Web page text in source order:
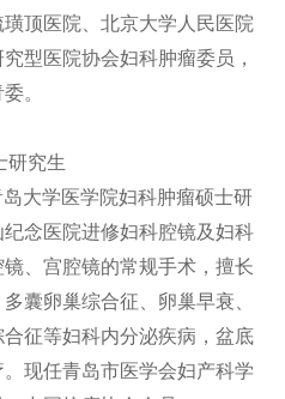
顶医院、北京大学人民医院
型医院协会妇科肿瘤委员，
。
研究生
大学医学院妇科肿瘤硕士研
念医院进修妇科腔镜及妇科
、宫腔镜的常规手术，擅长
囊卵巢综合征、卵巢早衰、
征等妇科内分泌疾病，盆底
现任青岛市医学会妇产科学